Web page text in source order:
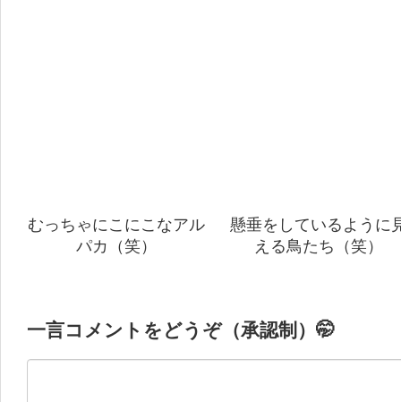
むっちゃにこにこなアル
パカ（笑）
懸垂をしているように
える鳥たち（笑）
一言コメントをどうぞ（承認制）🤭